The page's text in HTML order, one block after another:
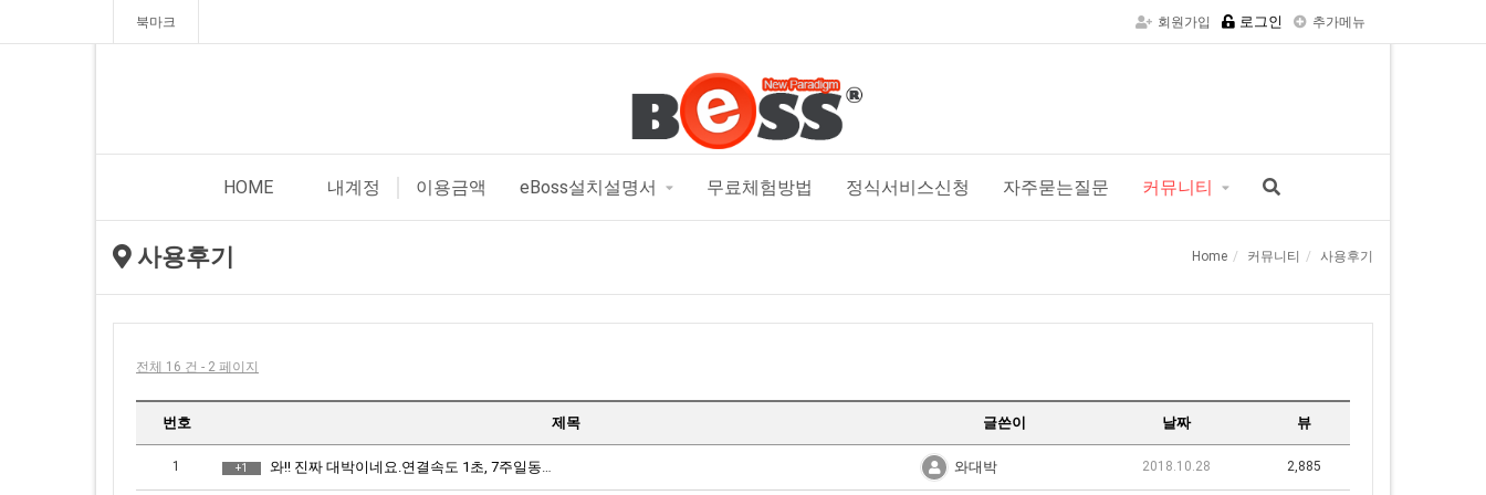
북마크 회원가입 로그인 추가메뉴
HOME 내계정 이용금액 eBoss설치설명서 무료체험방법 정식서비스신청 자주묻는질문 커뮤니티
사용후기 Home 커뮤니티 사용후기
전체 16 건 - 2 페이지
번호 제목 글쓴이 날짜 뷰
1 +1 와!! 진짜 대박이네요.연결속도 1초, 7주일동안 끊기지않음. 와대박 2018.10.28 2,885